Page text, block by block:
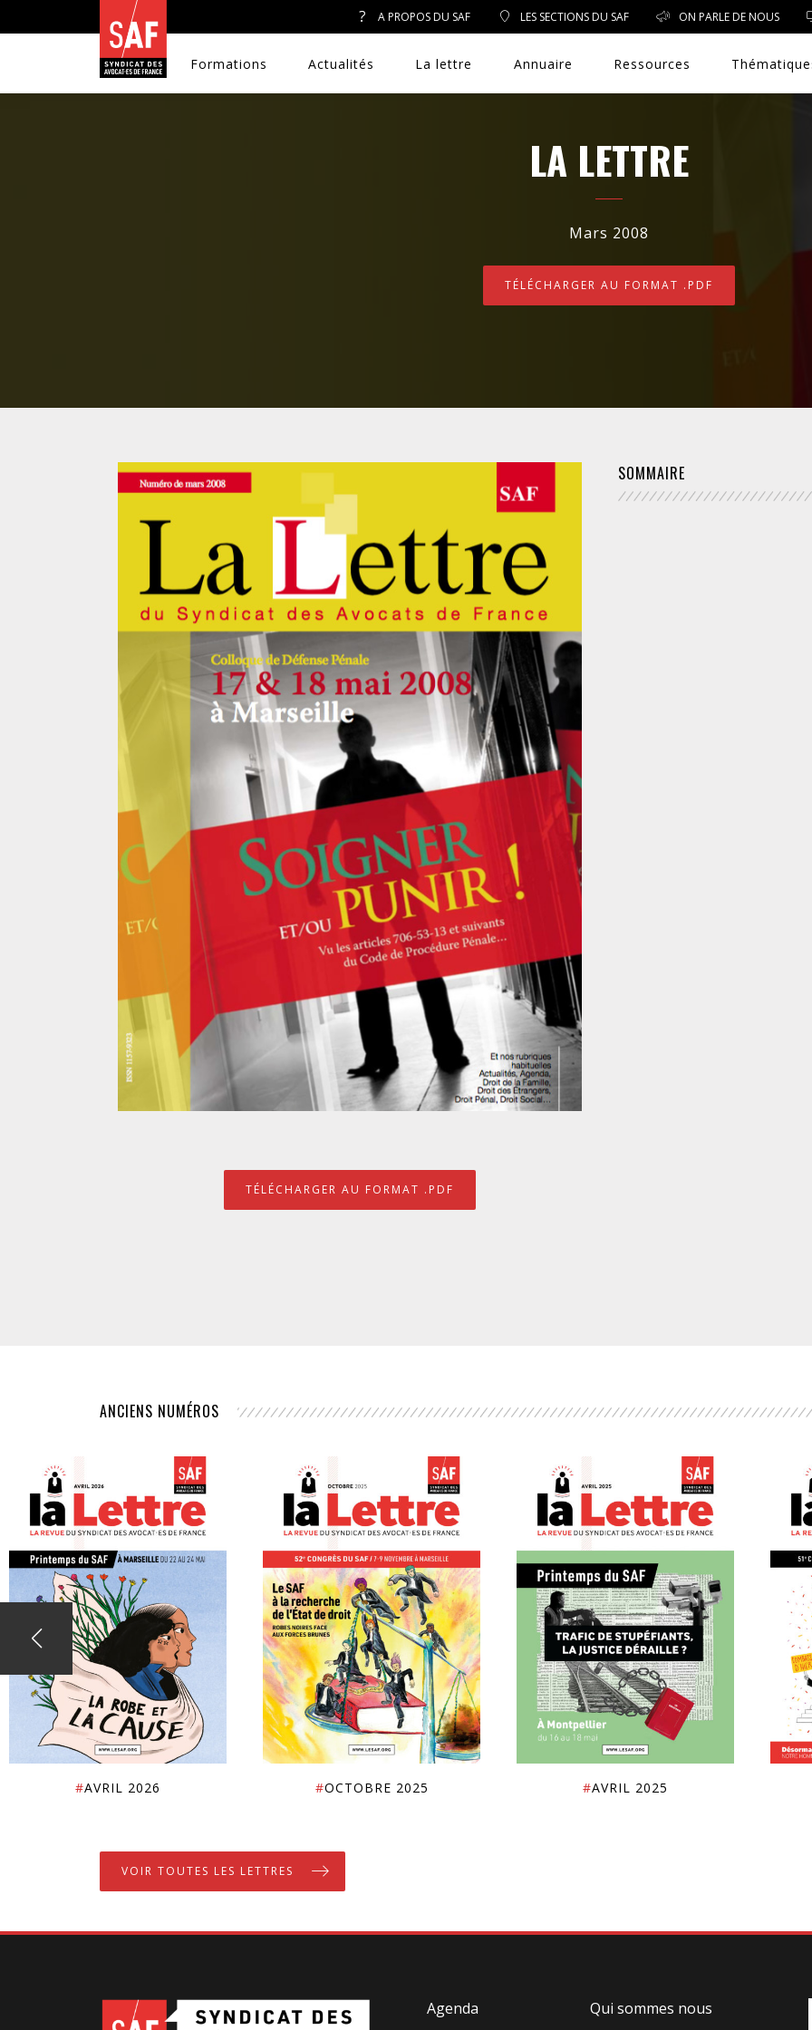
A PROPOS DU SAF LES SECTIONS DU SAF ON PARLE DE NOUS
Formations Actualités La lettre Annuaire Ressources
DROIT DES MINEURS
DROIT INTERNATIONAL
DROIT SOCIAL
ENVIRONNEMENT/SANTÉ
HOSPITALISATION
SANS CONSENTEMENT
LA LETTRE
Mars 2008
TÉLÉCHARGER AU FORMAT .PDF
TÉLÉCHARGER AU FORMAT .PDF
SOMMAIRE
ANCIENS NUMÉROS
#AVRIL 2026 #OCTOBRE 2025 #AVRIL 2025
VOIR TOUTES LES LETTRES
Agenda Qui sommes nous